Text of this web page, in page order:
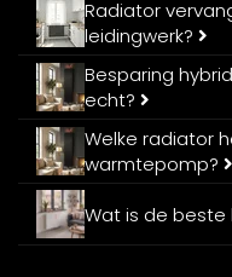
Radiator
leidingwerk?
Besparing
echt?
Welke radiator
warmtepomp?
Wat is de